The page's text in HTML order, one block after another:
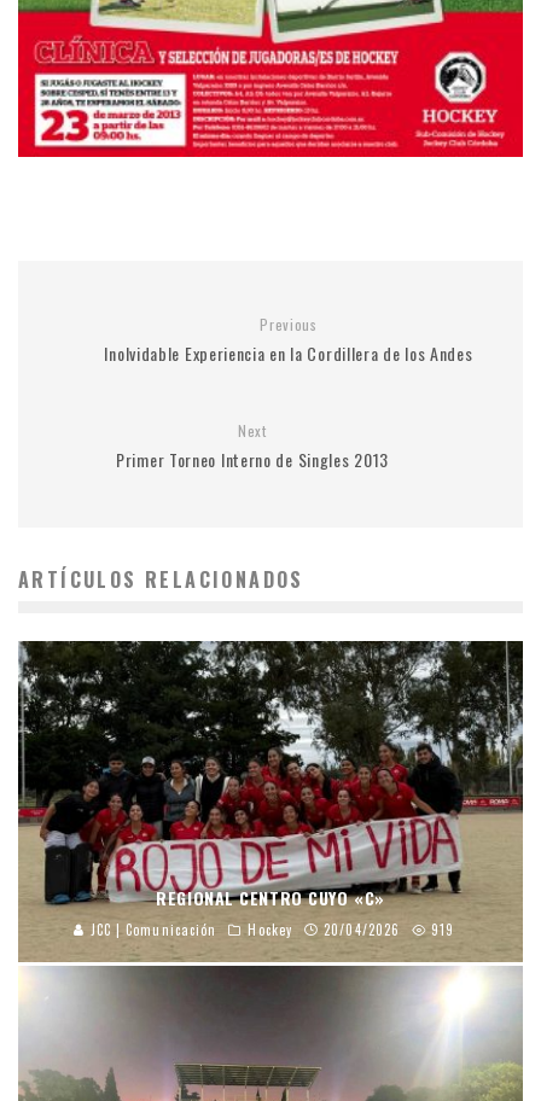
Previous
Inolvidable Experiencia en la Cordillera de los Andes
Next
Primer Torneo Interno de Singles 2013
ARTÍCULOS RELACIONADOS
REGIONAL CENTRO CUYO «C»
JCC | Comunicación Hockey 20/04/2026 919